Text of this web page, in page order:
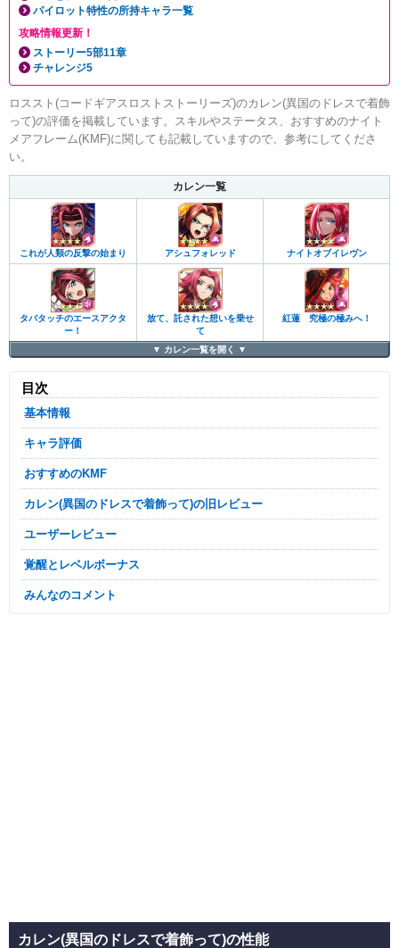
パイロット特性の所持キャラ一覧
攻略情報更新！
ストーリー5部11章
チャレンジ5
ロススト(コードギアスロストストーリーズ)のカレン(異国のドレスで着飾
って)の評価を掲載しています。スキルやステータス、おすすめのナイト
メアフレーム(KMF)に関しても記載していますので、参考にしてくださ
い。
カレン一覧
これが人類の反撃の始まり アシュフォレッド ナイトオブイレヴン
タバタッチのエースアクタ
ー！
放て、託された想いを乗せ
て
紅蓮 究極の極みへ！
カレン一覧を
目次
基本情報
キャラ評価
おすすめのKMF
カレン(異国のドレスで着飾って)の旧レビュー
ユーザーレビュー
覚醒とレベルボーナス
みんなのコメント
カレン(異国のドレスで着飾って)の性能